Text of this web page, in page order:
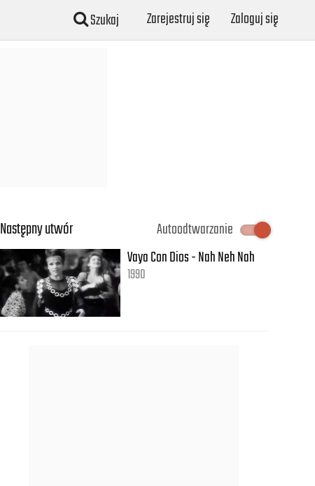
Szukaj Zarejestruj się Zaloguj się
Następny utwór
Autoodtwarzanie
Vaya Con Dios - Nah Neh Nah
1990